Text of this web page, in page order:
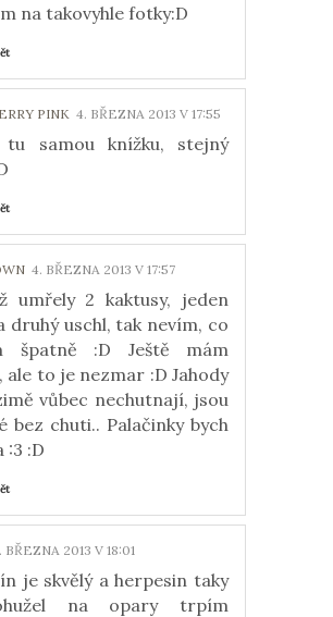
na takovyhle fotky:D
PINK 4. BŘEZNA 2013 V 17:55
tu samou knížku, stejný
4. BŘEZNA 2013 V 17:57
umřely 2 kaktusy, jeden
druhý uschl, tak nevím, co
špatně :D Ještě mám
ale to je nezmar :D Jahody
vůbec nechutnají, jsou
bez chuti.. Palačinky bych
:3 :D
BŘEZNA 2013 V 18:01
je skvělý a herpesin taky
na opary trpím